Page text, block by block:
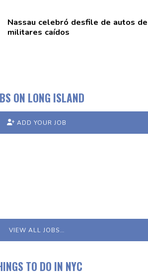
Nassau celebró desfile de autos
militares caídos
ON LONG ISLAND
ADD YOUR JOB
VIEW ALL JOBS…
TO DO IN NYC